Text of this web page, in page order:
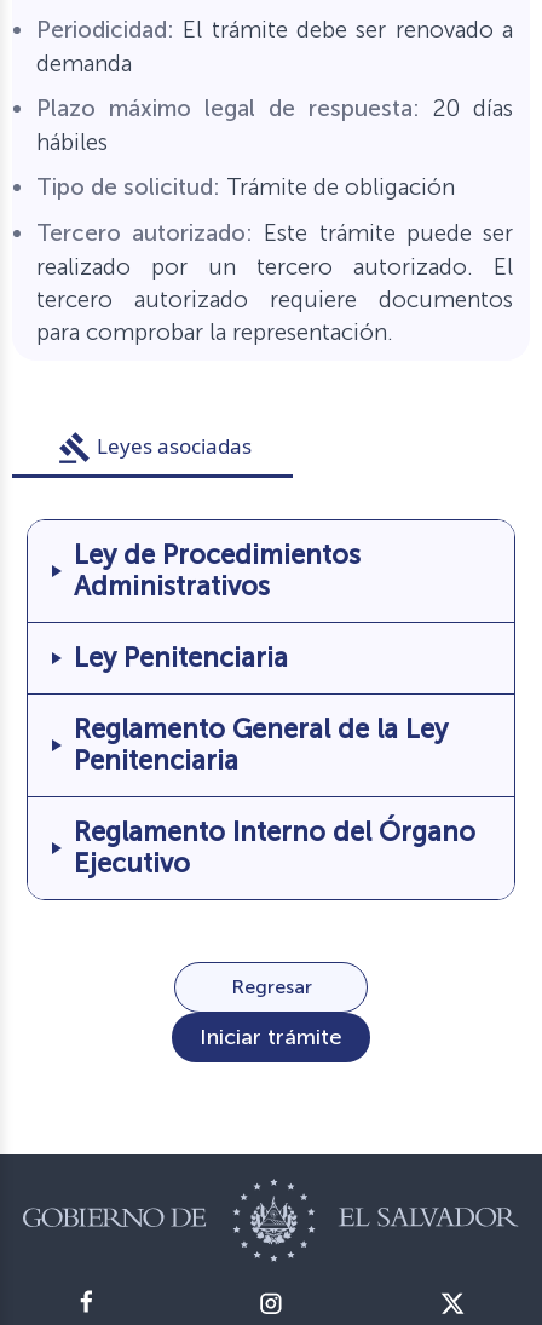
Periodicidad: El trámite debe ser renovado a
demanda
Plazo máximo legal de respuesta: 20 días
hábiles
Tipo de solicitud: Trámite de obligación
Tercero autorizado: Este trámite puede ser
realizado por un tercero autorizado. El
tercero autorizado requiere documentos
para comprobar la representación.
gavel Leyes asociadas
Ley de Procedimientos
Administrativos
Ley Penitenciaria
Reglamento General de la Ley
Penitenciaria
Reglamento Interno del Órgano
Ejecutivo
Regresar
Iniciar trámite